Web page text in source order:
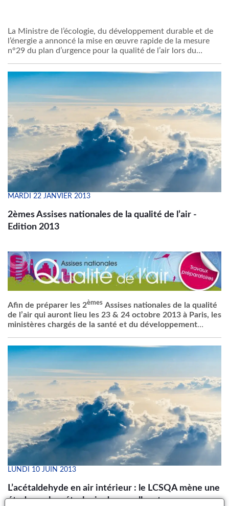
La Ministre de l’écologie, du développement durable et de
l’énergie a annoncé la mise en œuvre rapide de la mesure
n°29 du plan d’urgence pour la qualité de l’air lors du
2013 et dont le projet d’arrêté a été présenté lors du CIQA
du 30 avril dernier. En effet, lors d’un épisode de pollution
de l’air ambiant, l’autorité préfectorale met en place un
dispositif d’information du public et met en œuvre des
mesures visant à réduire cette pollution, conformément aux
dispositions des articles L.223-1 et R.223-1 et suivants du
code de l’environnement. L'arrêté entrera en vigueur le 31
octobre 2013.
MARDI 22 JANVIER 2013
2èmes Assises nationales de la qualité de l’air -
Edition 2013
Afin de préparer les 2èmes Assises nationales de la qualité
de
l’air qui auront lieu les 23 & 24 octobre 2013 à Paris, les
ministères chargés de la santé et du développement
l’environnementet de lamaîtrisedel’énergieet de
l’Institutdes sciences del’Universdu CNRS
préparatoires
scientifiques« pollution par les
surlasanté,l’airet le
autour présentations scientifiqueset tables
rondes, se àParis les 13 et 14novembre
2012.
LUNDI 10 JUIN 2013
L’acétaldehyde en air intérieur : le LCSQA mène une
étude sur la métrologie de ce polluant